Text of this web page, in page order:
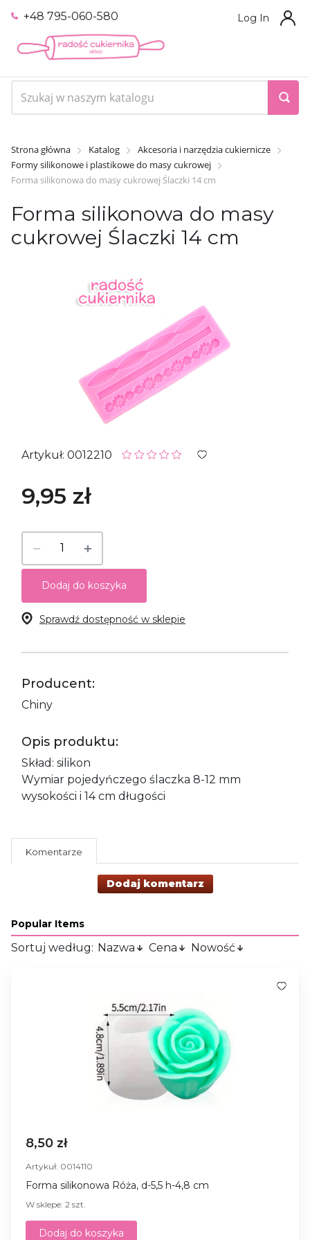
+48 795-060-580 Log In
Strona główna Katalog
Akcesoria i narzędzia cukiernicze
Formy silikonowe i plastikowe do masy cukrowej
Forma silikonowa do masy cukrowej Ślaczki 14 cm
Forma silikonowa do masy
cukrowej Ślaczki 14 cm
Artykuł: 0012210
9,95 zł
Dodaj do koszyka
Sprawdź dostępność w sklepie
Producent:
Chiny
Opis produktu:
Skład: silikon
Wymiar pojedyńczego ślaczka 8-12 mm
wysokości i 14 cm długości
Komentarze
Dodaj komentarz
Popular Items
Sortuj według: Nazwa Cena Nowość
8,50 zł
Artykuł: 0014110
Forma silikonowa Róża, d-5,5 h-4,8 cm
W sklepe: 2 szt.
Dodaj do koszyka